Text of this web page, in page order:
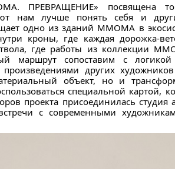
ПРЕВРАЩЕНИЕ» посвящена
нам лучше понять себя и
одно из зданий ММОМА в
кроны, где каждая дорожка-
где работы из коллекции
маршрут сопоставим с логикой
произведениями других
объект, но и
специальной картой,
проекта присоединилась
с современными